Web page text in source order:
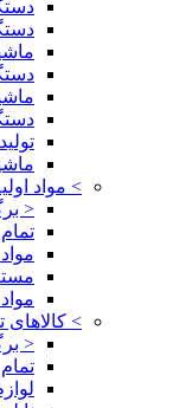
> مواد
<
> کالاهای
<